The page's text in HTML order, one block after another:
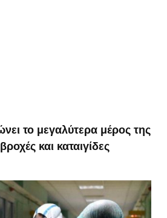
το μεγαλύτερα μέρος της
και καταιγίδες